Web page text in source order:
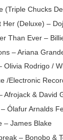
(Triple Chucks
Her (Deluxe) –
Than Ever –
– Ariana
Olivia Rodrigo /
/Electronic
Afrojack & David
Ólafur Arnalds
– James Blake
– Bonobo &